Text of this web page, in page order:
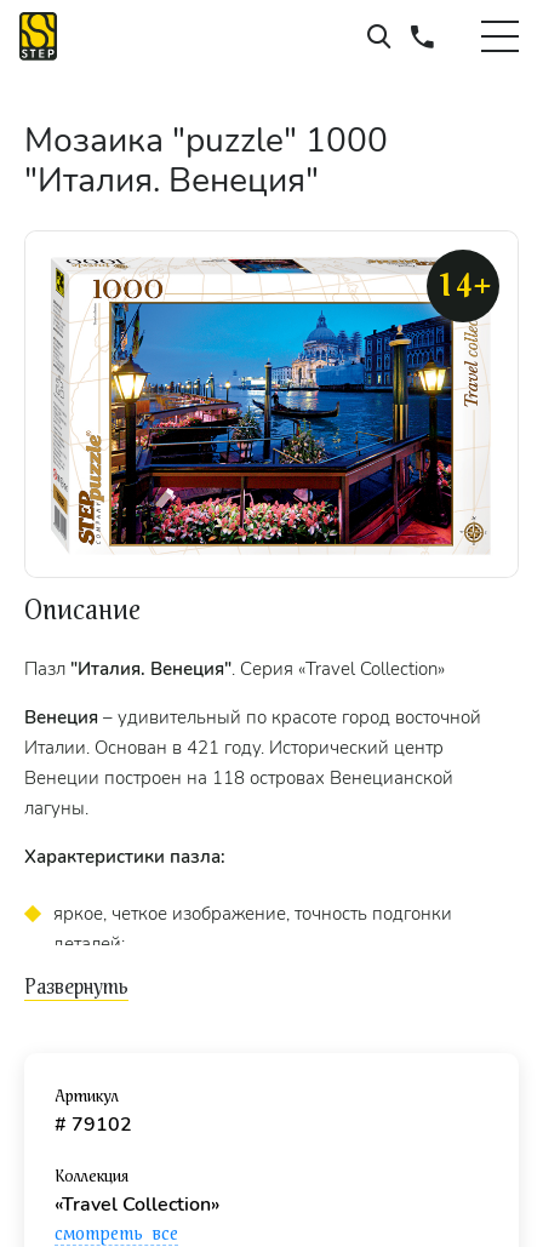
Мозаика "puzzle" 1000
"Италия. Венеция"
14+
Описание
Пазл "Италия. Венеция". Cерия «Travel Collection»
Венеция – удивительный по красоте город восточной
Италии. Основан в 421 году. Исторический центр
Венеции построен на 118 островах Венецианской
лагуны.
Характеристики пазла:
яркое, четкое изображение, точность подгонки
деталей;
стандартные детали пазла (1,8 × 2 см);
жесткая стильная упаковка.
Для взрослых и детей от 7 лет.
Артикул
# 79102
Коллекция
«Travel Collection»
смотреть все